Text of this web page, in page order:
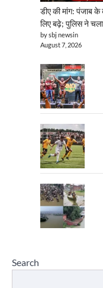
डीए की मांग: पंजाब के
लिए बढ़े; पुलिस ने
by sbj newsin
August 7, 2026
Search